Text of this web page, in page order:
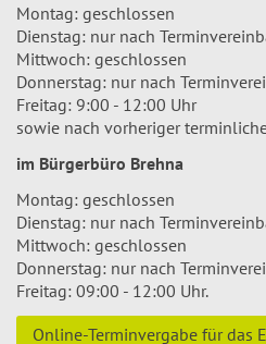
Montag: geschlossen
Dienstag: nur nach
Mittwoch: geschlossen
Donnerstag: nur nach
Freitag: 9:00 - 12:00 Uhr
sowie nach vorheriger
im Bürgerbüro Brehna
Montag: geschlossen
Dienstag: nur nach
Mittwoch: geschlossen
Donnerstag: nur nach
Freitag: 09:00 - 12:00 Uhr.
Online-Terminvergabe für das